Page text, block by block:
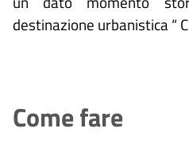
destinazione urbanistica “
Come fare